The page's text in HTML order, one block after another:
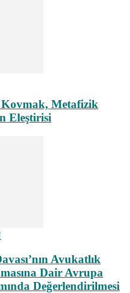
Metafizik
Eleştirisi
Avukatlık
Dair Avrupa
Değerlendirilmesi